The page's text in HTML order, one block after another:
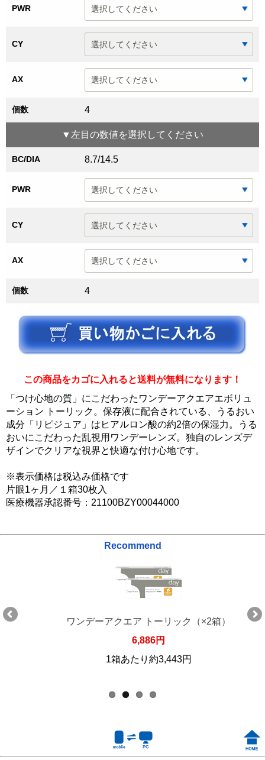
PWR
CY
AX
個数 4
▼ 左目 の数値を選択してください
BC/DIA 8.7/14.5
PWR
CY
AX
個数 4
この商品をカゴに入れると送料が無料になります！
「つけ心地の質」にこだわったワンデーアクエアエボリュ
ーション トーリック。保存液に配合されている、うるおい
成分「リピジュア」はヒアルロン酸の約2倍の保湿力。うる
おいにこだわった乱視用ワンデーレンズ。独自のレンズデ
ザインでクリアな視界と快適な付け心地です。
※表示価格は税込み価格です
片眼1ヶ月／１箱30枚入
医療機器承認番号：21100BZY00044000
Recommend
ワンデーアクエア トーリック（×2箱）
6,886円
1箱あたり約3,443円